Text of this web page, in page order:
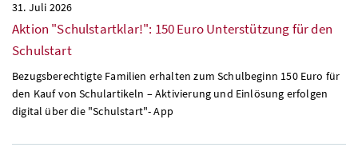
31. Juli 2026
Aktion "Schulstartklar!": 150 Euro Unterstützung für den
Schulstart
Bezugsberechtigte Familien erhalten zum Schulbeginn 150 Euro für
den Kauf von Schulartikeln – Aktivierung und Einlösung erfolgen
digital über die "Schulstart"- App